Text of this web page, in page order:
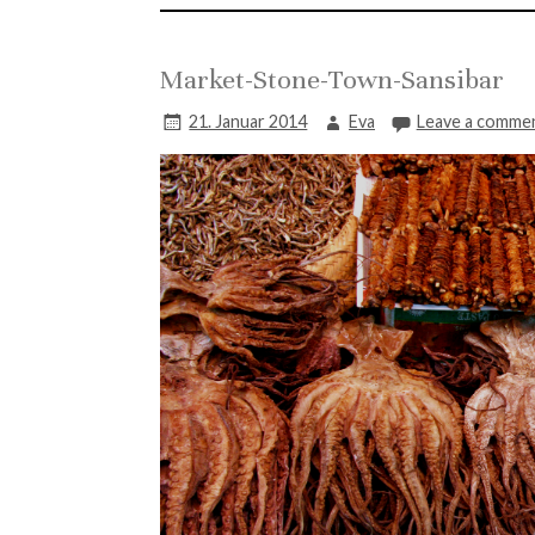
Market-Stone-Town-Sansibar
21. Januar 2014 Eva Leave a